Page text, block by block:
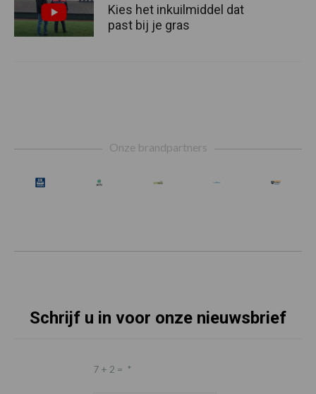
Kies het inkuilmiddel dat
past bij je gras
Onze brandpartners
Schrijf u in voor onze nieuwsbrief
7 + 2 = *